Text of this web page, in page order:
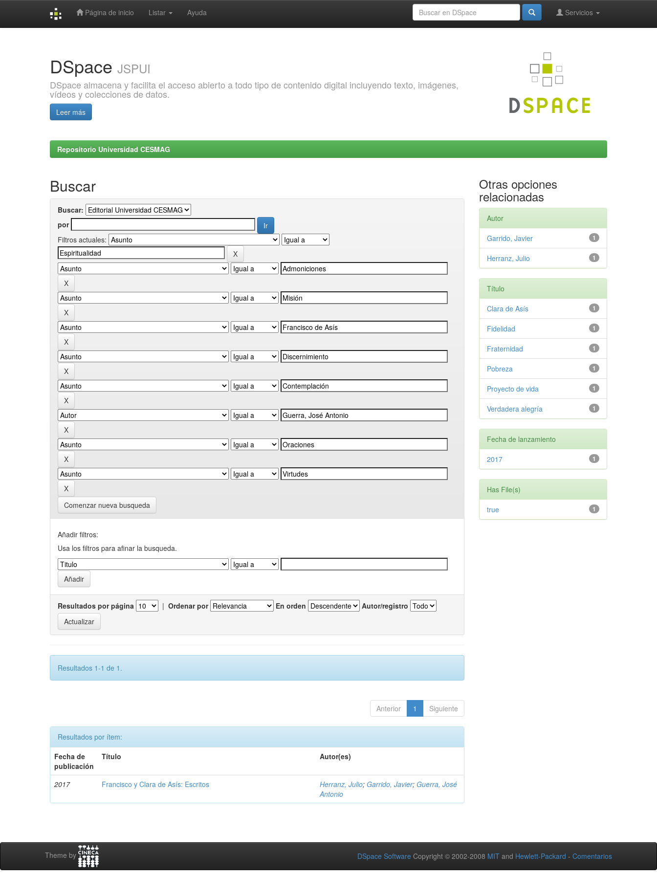
Página de inicio Listar Ayuda Servicios
DSpace JSPUI
DSpace almacena y facilita el acceso abierto a todo tipo de contenido digital incluyendo texto, imágenes,
vídeos y colecciones de datos.
Leer más
Repositorio Universidad CESMAG
Buscar
Buscar:
por
Filtros actuales:
Comenzar nueva busqueda
Añadir filtros:
Usa los filtros para afinar la busqueda.
Resultados por página | Ordenar por En orden Autor/registro
Resultados 1-1 de 1.
Anterior 1 Siguiente
Resultados por ítem:
Fecha de
publicación
Título Autor(es)
2017 Francisco y Clara de Asís: Escritos Herranz, Julio; Garrido, Javier; Guerra, José
Antonio
Otras opciones
relacionadas
Autor
1
Garrido, Javier
1
Herranz, Julio
Título
1
Clara de Asís
1
Fidelidad
1
Fraternidad
1
Pobreza
1
Proyecto de vida
1
Verdadera alegría
Fecha de lanzamiento
1
2017
Has File(s)
1
true
Theme by DSpace Software Copyright © 2002-2008 MIT and Hewlett-Packard - Comentarios